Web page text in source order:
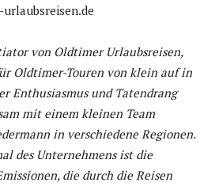
von Oldtimer Urlaubsreisen,
Oldtimer-Touren von klein auf in
Enthusiasmus und Tatendrang
mit einem kleinen Team
in verschiedene Regionen.
des Unternehmens ist die
die durch die Reisen